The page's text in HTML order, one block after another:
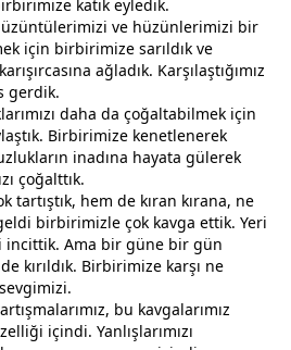
katık eyledik.
üzüntülerimizi ve hüzünlerimizi bir
için birbirimize sarıldık ve
ağladık. Karşılaştığımız
gerdik.
daha da çoğaltabilmek için
Birbirimize kenetlenerek
inadına hayata gülerek
çoğalttık.
hem de kıran kırana, ne
birbirimizle çok kavga ettik. Yeri
Ama bir güne bir gün
kırıldık. Birbirimize karşı ne
sevgimizi.
bu kavgalarımız
içindi. Yanlışlarımızı